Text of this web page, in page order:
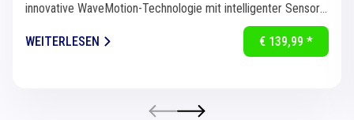
innovative WaveMotion-Technologie mit intelligenter Sensorik
WEITERLESEN
€ 139,99 *